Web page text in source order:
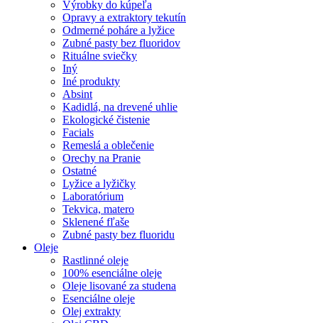
Výrobky do kúpeľa
Opravy a extraktory tekutín
Odmerné poháre a lyžice
Zubné pasty bez fluoridov
Rituálne sviečky
Iný
Iné produkty
Absint
Kadidlá, na drevené uhlie
Ekologické čistenie
Facials
Remeslá a oblečenie
Orechy na Pranie
Ostatné
Lyžice a lyžičky
Laboratórium
Tekvica, matero
Sklenené fľaše
Zubné pasty bez fluoridu
Oleje
Rastlinné oleje
100% esenciálne oleje
Oleje lisované za studena
Esenciálne oleje
Olej extrakty